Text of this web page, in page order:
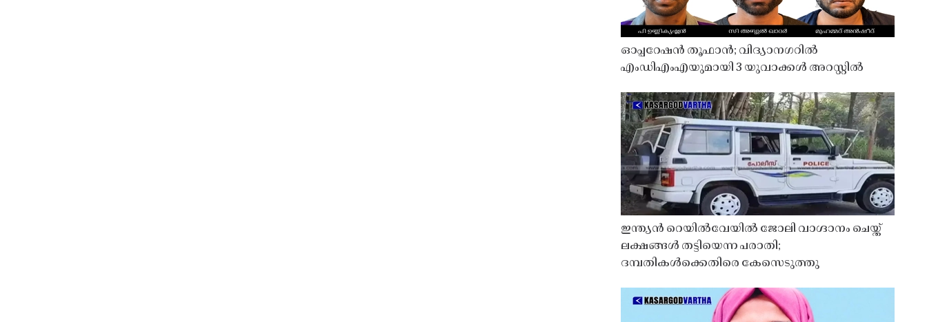
ഓപ്പറേഷൻ തൂഫാൻ; വിദ്യാനഗറിൽ
എംഡിഎംഎയുമായി 3 യുവാക്കൾ അറസ്റ്റിൽ
ഇന്ത്യൻ റെയിൽവേയിൽ ജോലി വാഗ്ദാനം ചെയ്ത്
ലക്ഷങ്ങൾ തട്ടിയെന്ന പരാതി;
ദമ്പതികൾക്കെതിരെ കേസെടുത്തു